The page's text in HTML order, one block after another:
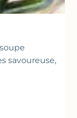
savoureuse,